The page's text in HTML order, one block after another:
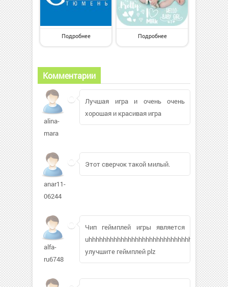
Подробнее Подробнее
Комментарии
alina-
mara
Лучшая игра и очень очень
хорошая и красивая игра
anar11-
06244
Этот сверчок такой милый.
alfa-
ru6748
Чип геймплей игры является
улучшите геймплей plz